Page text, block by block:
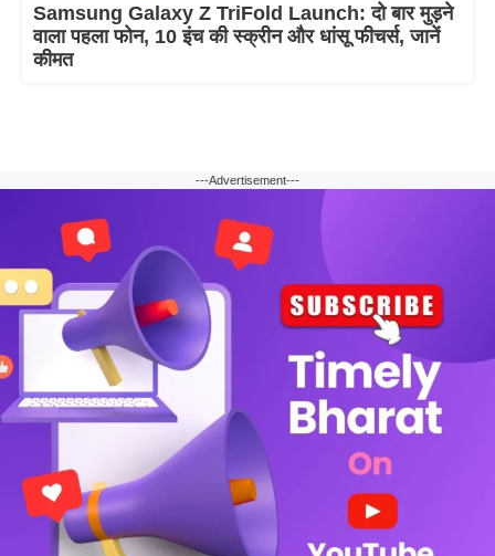
Samsung Galaxy Z TriFold Launch: दो बार मुड़ने
वाला पहला फोन, 10 इंच की स्क्रीन और धांसू फीचर्स, जानें
कीमत
---Advertisement---